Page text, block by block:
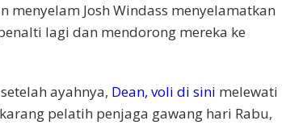
menyelam Josh Windass menyelamatkan
lagi dan mendorong mereka ke
ayahnya, Dean, voli di sini melewati
pelatih penjaga gawang hari Rabu,